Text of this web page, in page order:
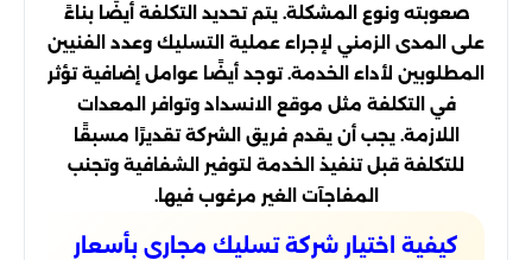
صعوبته ونوع المشكلة. يتم تحديد التكلفة أيضًا بناءً
على المدى الزمني لإجراء عملية التسليك وعدد الفنيين
المطلوبين لأداء الخدمة. توجد أيضًا عوامل إضافية تؤثر
في التكلفة مثل موقع الانسداد وتوافر المعدات
اللازمة. يجب أن يقدم فريق الشركة تقديرًا مسبقًا
للتكلفة قبل تنفيذ الخدمة لتوفير الشفافية وتجنب
المفاجآت الغير مرغوب فيها.
كيفية اختيار شركة تسليك مجاري بأسعار